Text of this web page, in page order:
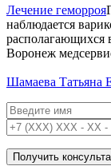
Лечение геморроя
наблюдается
располагающихся
Воронеж
Шамаева Татьяна